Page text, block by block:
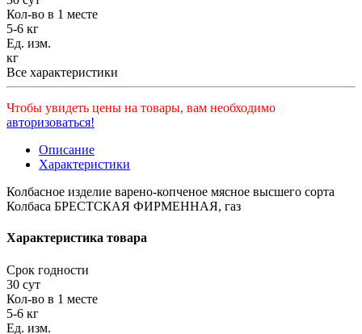
Кол-во в 1 месте
5-6 кг
Ед. изм.
кг
Все характеристики
Чтобы увидеть цены на товары, вам необходимо
авторизоваться!
Описание
Характеристики
Колбасное изделие варено-копченое мясное высшего сорта
Колбаса БРЕСТСКАЯ ФИРМЕННАЯ, газ
Характеристика товара
Срок годности
30 сут
Кол-во в 1 месте
5-6 кг
Ед. изм.